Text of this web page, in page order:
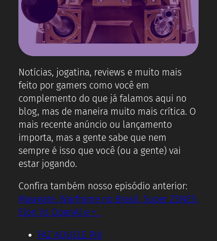
Notícias, jogatina, reviews e muito mais
feito por gamers como você em
complemento do que já falamos aqui no
blog, mas de maneira muito mais crítica. O
mais recente anúncio ou lançamento
importa, mas a gente sabe que nem
sempre é isso que você (ou a gente) vai
estar jogando.
Confira também nosso episódio anterior:
Mawgate, Warframe no Brasil, Super ZSNES,
Elon Vs OpenAI e + .
FAZ AQUELE PIX